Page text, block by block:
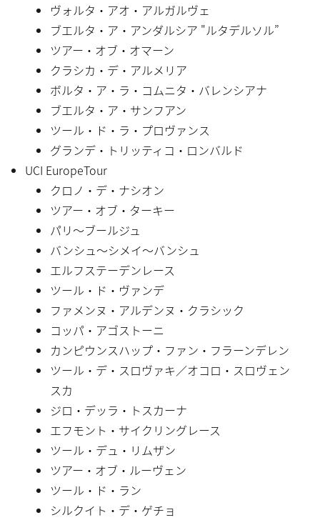
ヴォルタ・アオ・アルガルヴェ
ブエルタ・ア・アンダルシア "ルタデルソル”
ツアー・オブ・オマーン
クラシカ・デ・アルメリア
ボルタ・ア・ラ・コムニタ・バレンシアナ
ブエルタ・ア・サンフアン
ツール・ド・ラ・プロヴァンス
グランデ・トリッティコ・ロンバルド
UCI EuropeTour
クロノ・デ・ナシオン
ツアー・オブ・ターキー
パリ〜ブールジュ
バンシュ〜シメイ〜バンシュ
エルフステーデンレース
ツール・ド・ヴァンデ
ファメンヌ・アルデンヌ・クラシック
コッパ・アゴストーニ
カンピウンスハップ・ファン・フラーンデレン
ツール・デ・スロヴァキ／オコロ・スロヴェン
スカ
ジロ・デッラ・トスカーナ
エフモント・サイクリングレース
ツール・デュ・リムザン
ツアー・オブ・ルーヴェン
ツール・ド・ラン
シルクイト・デ・ゲチョ